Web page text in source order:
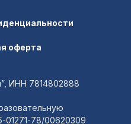
78/00620309
ИНН 7814802888
оферта